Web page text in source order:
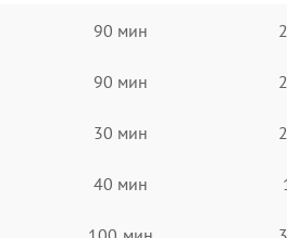
90 мин
90 мин
30 мин
40 мин